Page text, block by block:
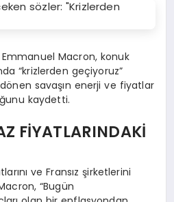
Macron, konuk
“krizlerden geçiyoruz”
savaşın enerji ve fiyatlar
kaydetti.
FİYATLARINDAKİ
ve Fransız şirketlerini
“Bugün